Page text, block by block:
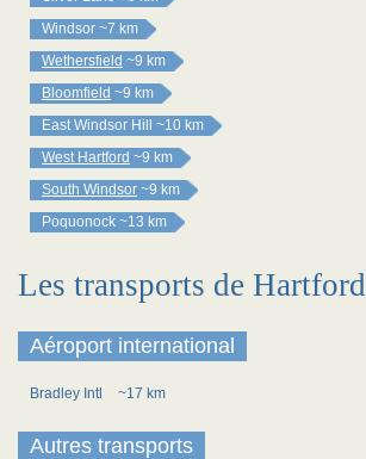
Windsor ~7 km
Wethersfield ~9 km
Bloomfield ~9 km
East Windsor Hill
~10 km
West Hartford ~9 km
South Windsor ~9 km
Poquonock ~13 km
Les transports de Hartford
Aéroport international
Bradley Intl ~17 km
Autres transports